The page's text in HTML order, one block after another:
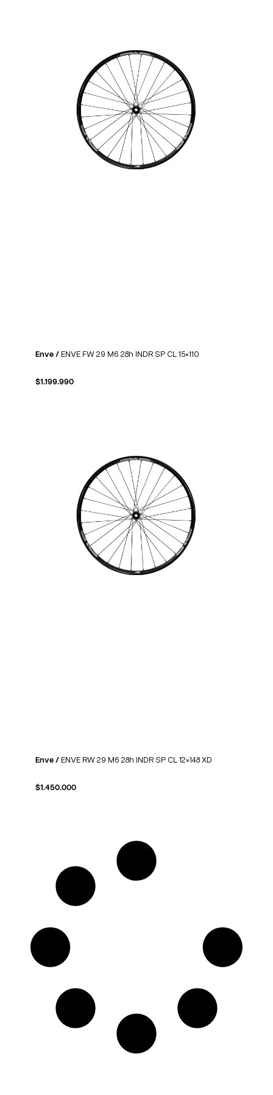
Enve / ENVE FW 29 M6 28h INDR SP CL 15×110
$1.199.990
Enve / ENVE RW 29 M6 28h INDR SP CL 12×148 XD
$1.450.000